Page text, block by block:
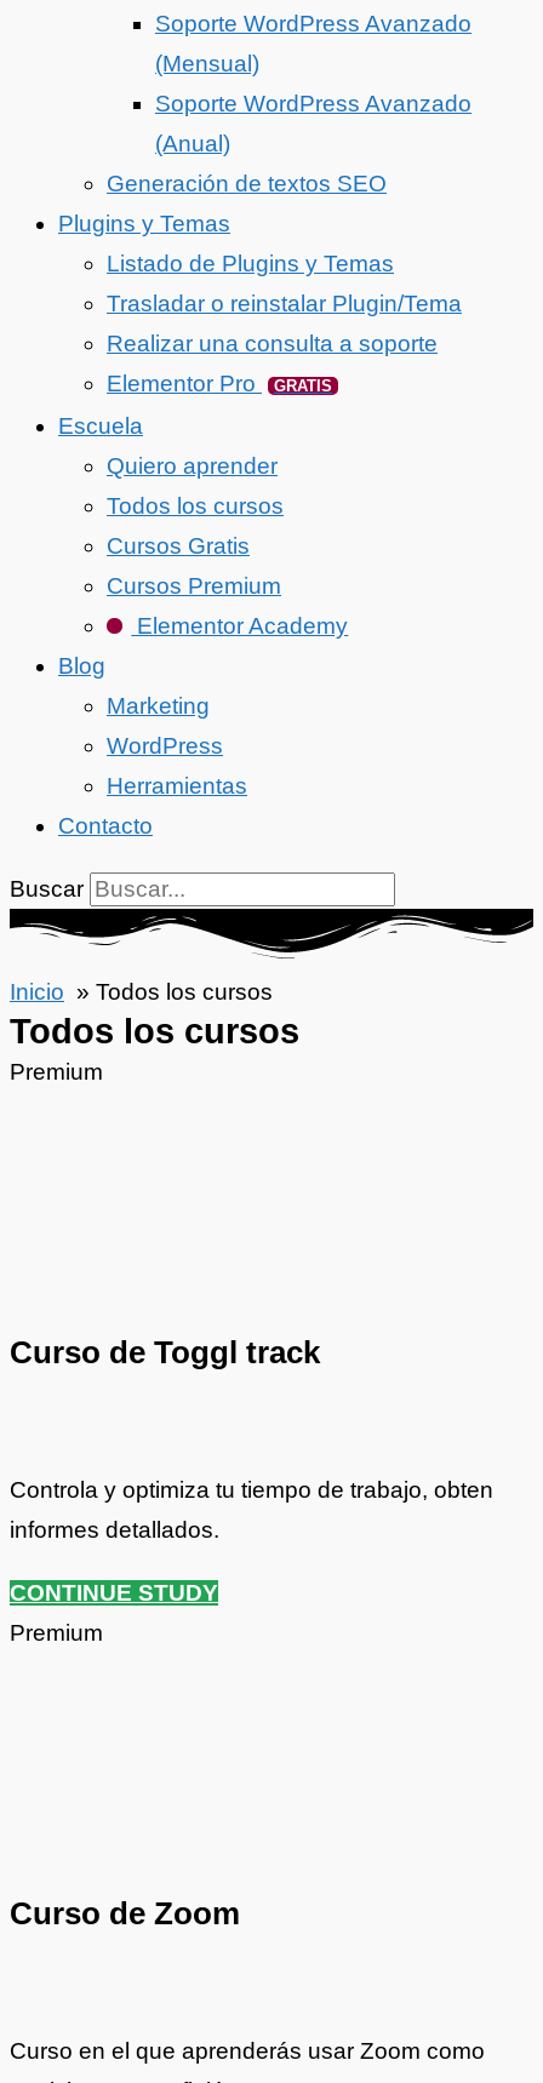
Soporte WordPress Avanzado
(Mensual)
Soporte WordPress Avanzado
(Anual)
Generación de textos SEO
Plugins y Temas
Listado de Plugins y Temas
Trasladar o reinstalar Plugin/Tema
Realizar una consulta a soporte
Elementor Pro
GRATIS
Escuela
Quiero aprender
Todos los cursos
Cursos Gratis
Cursos Premium
Elementor Academy
Blog
Marketing
WordPress
Herramientas
Contacto
Buscar
Inicio Todos los cursos
Todos los cursos
Premium
Curso de Toggl track
Controla y optimiza tu tiempo de trabajo, obten
informes detallados.
CONTINUE STUDY
Premium
Curso de Zoom
Curso en el que aprenderás usar Zoom como